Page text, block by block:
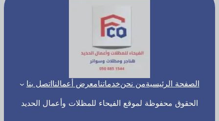
الصفحة الرئيسيةمن نحنخدماتنامعرض أعمالنااتصل بنا
الحقوق محفوظة لموقع الفيحاء للمظلات وأعمال الحديد